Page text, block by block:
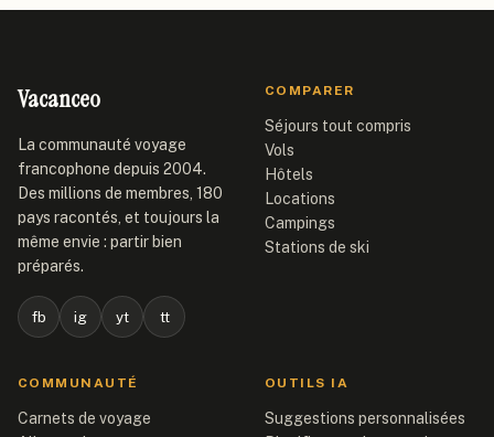
Vacanceo
La communauté voyage
francophone depuis 2004.
Des millions de membres, 180
pays racontés, et toujours la
même envie : partir bien
préparés.
fb ig yt tt
COMPARER
Séjours tout compris
Vols
Hôtels
Locations
Campings
Stations de ski
COMMUNAUTÉ
Carnets de voyage
OUTILS IA
Suggestions personnalisées